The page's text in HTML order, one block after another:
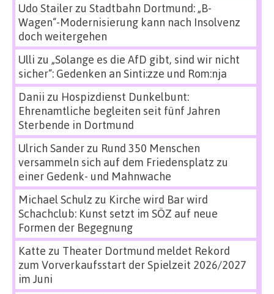
Udo Stailerzu Stadtbahn Dortmund: „B-
Wagen“-Modernisierung kann nach Insolvenz
doch weitergehen
Ulli zu „Solange es die AfD gibt, sind wir nicht
sicher“: Gedenken an Sinti:zze und Rom:nja
Danii zu Hospizdienst Dunkelbunt:
Ehrenamtliche begleiten seit fünf Jahren
Sterbende in Dortmund
Ulrich Sanderzu Rund 350 Menschen
versammeln sich auf dem Friedensplatz zu
einer Gedenk- und Mahnwache
Michael Schulz zu Kirche wird Bar wird
Schachclub: Kunst setzt im SÖZ auf neue
Formen der Begegnung
Katte zu Theater Dortmund meldet Rekord
zum Vorverkaufsstart der Spielzeit 2026/2027
im Juni